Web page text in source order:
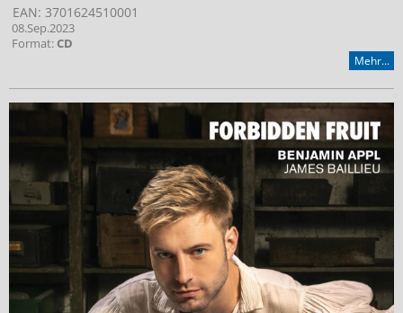
EAN: 3701624510001
08.Sep.2023
Format:CD
Mehr...